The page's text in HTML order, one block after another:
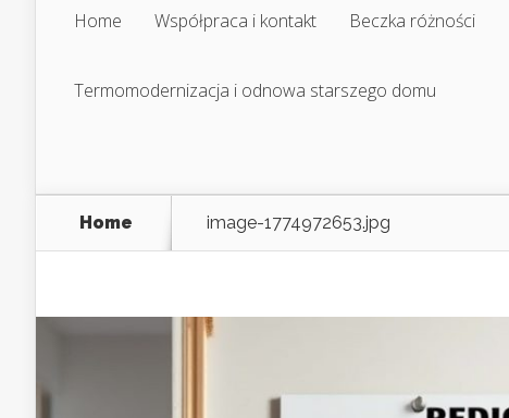
Home Współpraca i kontakt Beczka różności
Termomodernizacja i odnowa starszego domu
Home image-1774972653.jpg